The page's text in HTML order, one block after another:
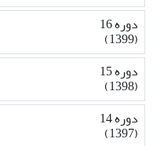
دوره 16
(1399)
دوره 15
(1398)
دوره 14
(1397)